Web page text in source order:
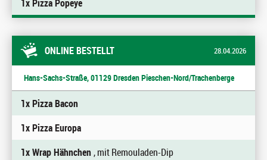
1x Pizza Popeye
ONLINE BESTELLT 28.04.2026
Hans-Sachs-Straße, 01129 Dresden Pieschen-Nord/Trachenberge
1x Pizza Bacon
1x Pizza Europa
1x Wrap Hähnchen, mit Remouladen-Dip